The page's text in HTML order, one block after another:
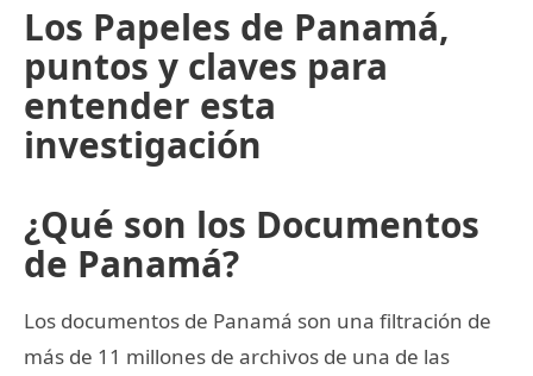
Los Papeles de Panamá,
puntos y claves para
entender esta
investigación
¿Qué son los Documentos
de Panamá?
Los documentos de Panamá son una filtración de
más de 11 millones de archivos de una de las